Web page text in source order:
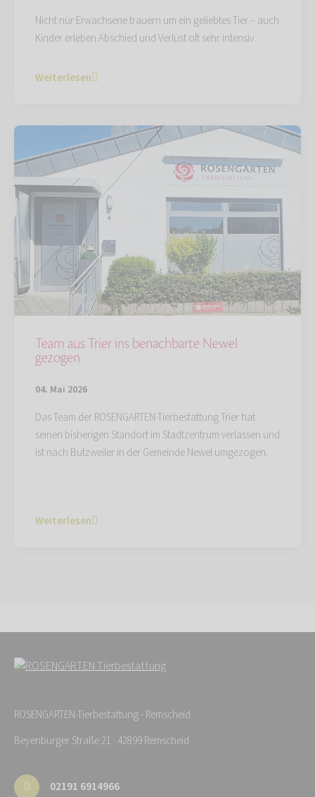
Nicht nur Erwachsene trauern um ein geliebtes Tier – auch
Kinder erleben Abschied und Verlust oft sehr intensiv.
Weiterlesen
Team aus Trier ins benachbarte Newel
gezogen
04. Mai 2026
Das Team der ROSENGARTEN-Tierbestattung Trier hat
seinen bisherigen Standort im Stadtzentrum verlassen und
ist nach Butzweiler in der Gemeinde Newel umgezogen.
Weiterlesen
ROSENGARTEN-Tierbestattung - Remscheid
Beyenburger Straße 21 · 42899 Remscheid
02191 6914966